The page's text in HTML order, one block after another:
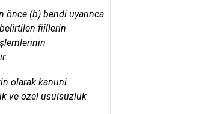
önce (b) bendi uyarınca
fiillerin
olarak kanuni
ve özel usulsüzlük